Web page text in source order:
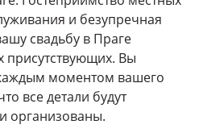
и безупречная
свадьбу в Праге
присутствующих. Вы
моментом вашего
все детали будут
организованы.